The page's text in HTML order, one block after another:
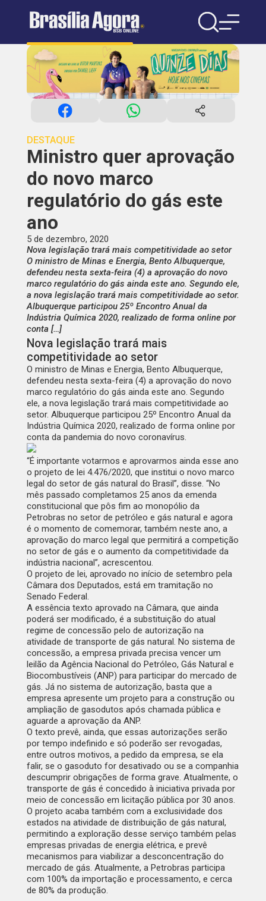
DESTAQUE
Ministro quer aprovação
do novo marco
regulatório do gás este
ano
5 de dezembro, 2020
Nova legislação trará mais competitividade ao setor
O ministro de Minas e Energia, Bento Albuquerque,
defendeu nesta sexta-feira (4) a aprovação do novo
marco regulatório do gás ainda este ano. Segundo ele,
a nova legislação trará mais competitividade ao setor.
Albuquerque participou 25º Encontro Anual da
Indústria Química 2020, realizado de forma online por
conta […]
Nova legislação trará mais
competitividade ao setor
O ministro de Minas e Energia, Bento Albuquerque,
defendeu nesta sexta-feira (4) a aprovação do novo
marco regulatório do gás ainda este ano. Segundo
ele, a nova legislação trará mais competitividade ao
setor. Albuquerque participou 25º Encontro Anual da
Indústria Química 2020, realizado de forma online por
conta da pandemia do novo coronavírus.
“É importante votarmos e aprovarmos ainda esse ano
o projeto de lei 4.476/2020, que institui o novo marco
legal do setor de gás natural do Brasil”, disse. “No
mês passado completamos 25 anos da emenda
constitucional que pôs fim ao monopólio da
Petrobras no setor de petróleo e gás natural e agora
é o momento de comemorar, também neste ano, a
aprovação do marco legal que permitirá a competição
no setor de gás e o aumento da competitividade da
indústria nacional”, acrescentou.
O projeto de lei, aprovado no início de setembro pela
Câmara dos Deputados, está em tramitação no
Senado Federal.
A essência texto aprovado na Câmara, que ainda
poderá ser modificado, é a substituição do atual
regime de concessão pelo de autorização na
atividade de transporte de gás natural. No sistema de
concessão, a empresa privada precisa vencer um
leilão da Agência Nacional do Petróleo, Gás Natural e
Biocombustíveis (ANP) para participar do mercado de
gás. Já no sistema de autorização, basta que a
empresa apresente um projeto para a construção ou
ampliação de gasodutos após chamada pública e
aguarde a aprovação da ANP.
O texto prevê, ainda, que essas autorizações serão
por tempo indefinido e só poderão ser revogadas,
entre outros motivos, a pedido da empresa, se ela
falir, se o gasoduto for desativado ou se a companhia
descumprir obrigações de forma grave. Atualmente, o
transporte de gás é concedido à iniciativa privada por
meio de concessão em licitação pública por 30 anos.
O projeto acaba também com a exclusividade dos
estados na atividade de distribuição de gás natural,
permitindo a exploração desse serviço também pelas
empresas privadas de energia elétrica, e prevê
mecanismos para viabilizar a desconcentração do
mercado de gás. Atualmente, a Petrobras participa
com 100% da importação e processamento, e cerca
de 80% da produção.